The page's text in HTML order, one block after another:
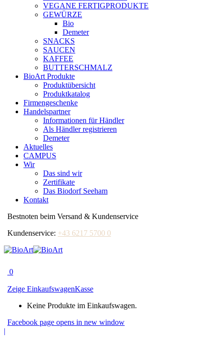
VEGANE FERTIGPRODUKTE
GEWÜRZE
Bio
Demeter
SNACKS
SAUCEN
KAFFEE
BUTTERSCHMALZ
BioArt Produkte
Produktübersicht
Produktkatalog
Firmengeschenke
Handelspartner
Informationen für Händler
Als Händler registrieren
Demeter
Aktuelles
CAMPUS
Wir
Das sind wir
Zertifikate
Das Biodorf Seeham
Kontakt
Bestnoten beim Versand & Kundenservice
Kundenservice: +43 6217 5700 0
0
Zeige EinkaufswagenKasse
Keine Produkte im Einkaufswagen.
Facebook page opens in new window
|